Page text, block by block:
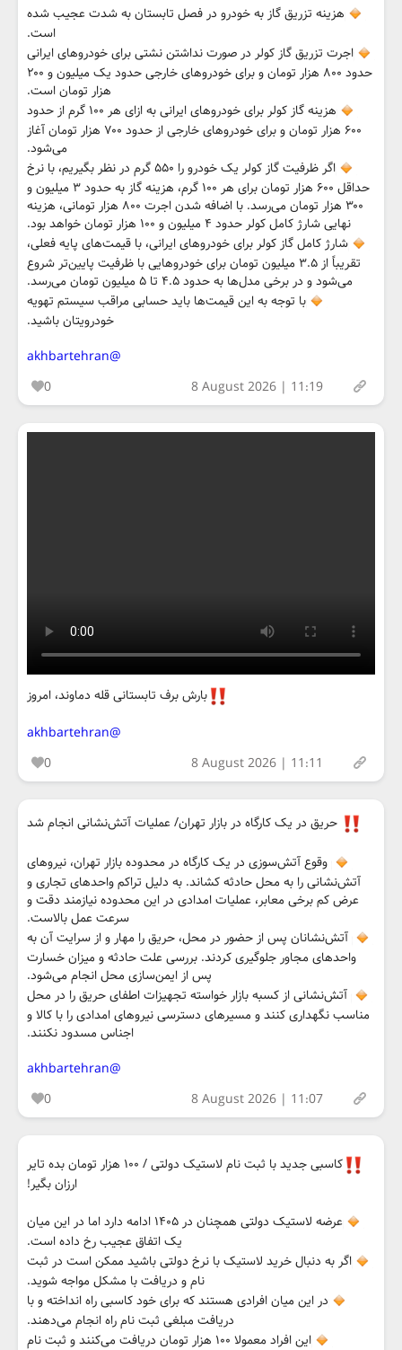
هزینه تزریق گاز به خودرو در فصل تابستان به شدت عجیب شده
است.
اجرت تزریق گاز کولر در صورت نداشتن نشتی برای خودروهای ایرانی
حدود ۸۰۰ هزار تومان و برای خودروهای خارجی حدود یک میلیون و ۲۰۰
هزار تومان است.
هزینه گاز کولر برای خودروهای ایرانی به ازای هر ۱۰۰ گرم از حدود
۶۰۰ هزار تومان و برای خودروهای خارجی از حدود ۷۰۰ هزار تومان آغاز
می‌شود.
اگر ظرفیت گاز کولر یک خودرو را ۵۵۰ گرم در نظر بگیریم، با نرخ
حداقل ۶۰۰ هزار تومان برای هر ۱۰۰ گرم، هزینه گاز به حدود ۳ میلیون و
۳۰۰ هزار تومان می‌رسد. با اضافه شدن اجرت ۸۰۰ هزار تومانی، هزینه
نهایی شارژ کامل کولر حدود ۴ میلیون و ۱۰۰ هزار تومان خواهد بود.
شارژ کامل گاز کولر برای خودروهای ایرانی، با قیمت‌های پایه فعلی،
تقریباً از ۳.۵ میلیون تومان برای خودروهایی با ظرفیت پایین‌تر شروع
می‌شود و در برخی مدل‌ها به حدود ۴.۵ تا ۵ میلیون تومان می‌رسد.
با توجه به این قیمت‌ها باید حسابی مراقب سیستم تهویه
خودرویتان باشید.
@akhbartehran
0
8 August 2026 | 11:19
بارش برف تابستانی قله دماوند، امروز
@akhbartehran
0
8 August 2026 | 11:11
حریق در یک کارگاه در بازار تهران/ عملیات آتش‌نشانی انجام شد
وقوع آتش‌سوزی در یک کارگاه در محدوده بازار تهران، نیروهای
آتش‌نشانی را به محل حادثه کشاند. به دلیل تراکم واحدهای تجاری و
عرض کم برخی معابر، عملیات امدادی در این محدوده نیازمند دقت و
سرعت عمل بالاست.
آتش‌نشانان پس از حضور در محل، حریق را مهار و از سرایت آن به
واحدهای مجاور جلوگیری کردند. بررسی علت حادثه و میزان خسارت
پس از ایمن‌سازی محل انجام می‌شود.
آتش‌نشانی از کسبه بازار خواسته تجهیزات اطفای حریق را در محل
مناسب نگهداری کنند و مسیرهای دسترسی نیروهای امدادی را با کالا و
اجناس مسدود نکنند.
@akhbartehran
0
8 August 2026 | 11:07
کاسبی جدید با ثبت نام لاستیک دولتی / ۱۰۰ هزار تومان بده تایر
ارزان بگیر!
عرضه لاستیک دولتی همچنان در ۱۴۰۵ ادامه دارد اما در این میان
یک اتفاق عجیب رخ داده است.
اگر به دنبال خرید لاستیک با نرخ دولتی باشید ممکن است در ثبت
نام و دریافت با مشکل مواجه شوید.
در این میان افرادی هستند که برای خود کاسبی راه انداخته و با
دریافت مبلغی ثبت نام راه انجام می‌دهند.
این افراد معمولا ۱۰۰ هزار تومان دریافت می‌کنند و ثبت نام